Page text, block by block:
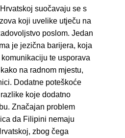
suočavaju se s
koji uvelike utječu na
poslom. Jedan
je jezična barijera, koja
te usporava
na radnom mjestu,
Dodatne poteškoće
koje dodatno
Značajan problem
da Filipini nemaju
zbog čega